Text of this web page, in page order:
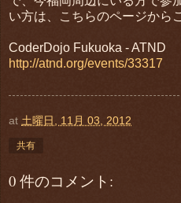
い方は、こちらのページから
CoderDojo Fukuoka - ATND
http://atnd.org/events/33317
at 土曜日, 11月 03, 2012
共有
0 件のコメント: